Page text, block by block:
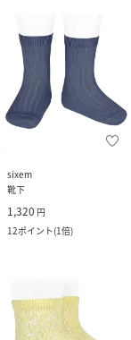
sixem
靴下
1,320 円
12ポイント(1倍)